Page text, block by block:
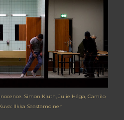
Simon Kluth, Julie Héga, Camilo
Ilkka Saastamoinen